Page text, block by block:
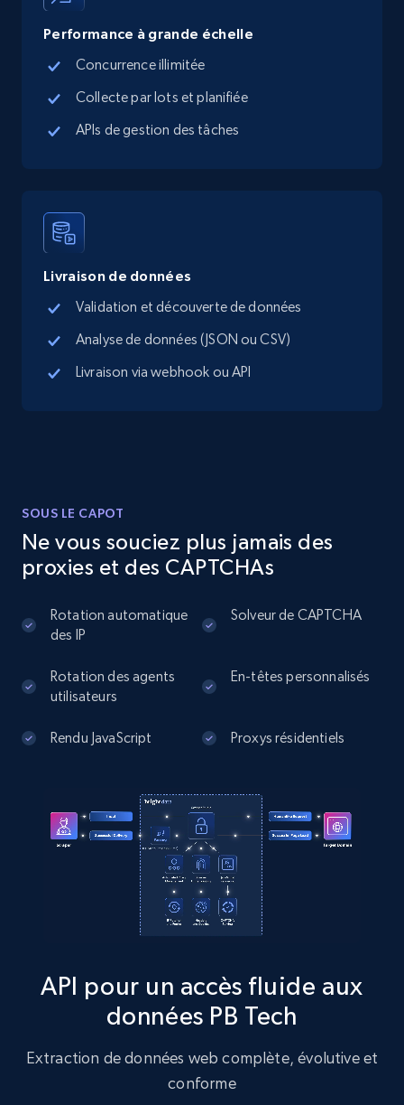
Google Maps full information - Collect
Google Maps Businesses data by place id
Place id, URL, Country, Name, Category,
more.
Google Maps full information - Discover
Address, Description, Business details, and
comments, Date posted, Likes, Photos, and
more.
13.2K+ 1.6K+ Essai gratuit
Instagram - Posts - Collects posts from a
13.2K+ 1.6K+ Essai gratuit
Zillow properties listing information
IsListingClaimedByCurrentSignedInUser,
IsCurrentSignedInAgentResponsible, Bedrooms,
12K+ 1.3K+ Essai gratuit
Performance à grande échelle
Concurrence illimitée
Collecte par lots et planifiée
APIs de gestion des tâches
Livraison de données
Validation et découverte de données
Analyse de données (JSON ou CSV)
Livraison via webhook ou API
SOUS LE CAPOT
Ne vous souciez plus jamais des
proxies et des CAPTCHAs
Rotation automatique
des IP
Solveur de CAPTCHA
Rotation des agents
utilisateurs
En-têtes personnalisés
Rendu JavaScript Proxys résidentiels
API pour un accès fluide aux
données PB Tech
Extraction de données web complète, évolutive et
conforme